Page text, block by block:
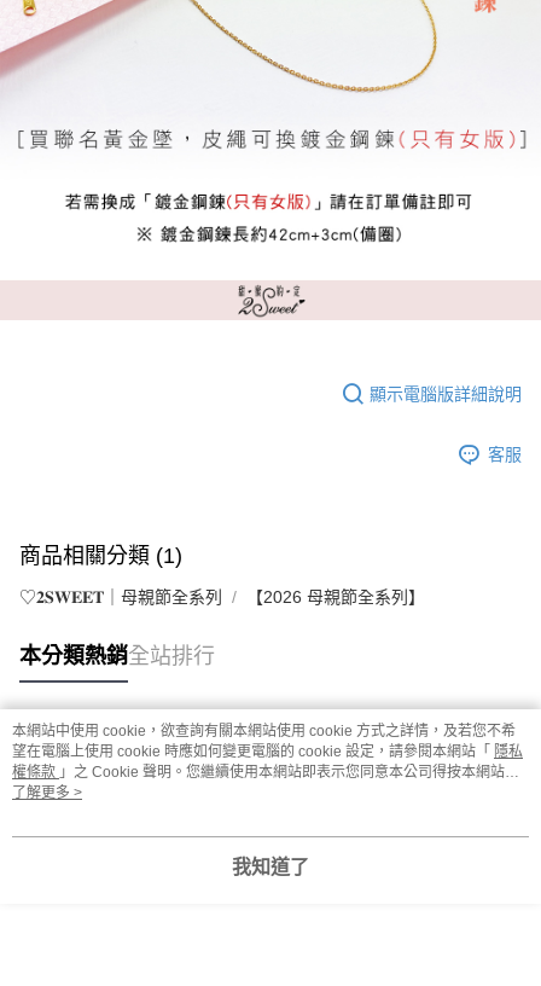
顯示電腦版詳細說明
客服
商品相關分類 (1)
♡𝟐𝐒𝐖𝐄𝐄𝐓｜母親節全系列 【2026 母親節全系列】
本分類熱銷全站排行
熱門標籤
本網站中使用 cookie，欲查詢有關本網站使用 cookie 方式之詳情，及若您不希
望在電腦上使用 cookie 時應如何變更電腦的 cookie 設定，請參閱本網站「 隱私
權條款 」之 Cookie 聲明。您繼續使用本網站即表示您同意本公司得按本網站使
用條款之 Cookie 聲明使用 cookie。
了解更多 >
我知道了